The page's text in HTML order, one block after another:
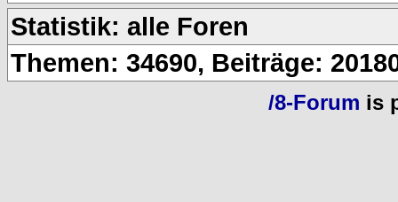
Statistik: alle Foren
Themen: 34690, Beiträge:
/8-Forum is